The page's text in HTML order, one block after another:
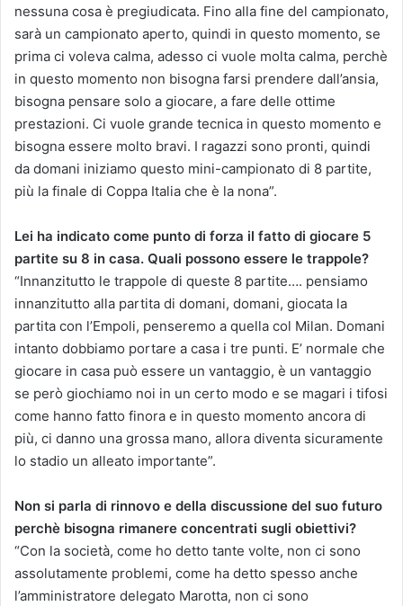
nessuna cosa è pregiudicata. Fino alla fine del campionato,
sarà un campionato aperto, quindi in questo momento, se
prima ci voleva calma, adesso ci vuole molta calma, perchè
in questo momento non bisogna farsi prendere dall’ansia,
bisogna pensare solo a giocare, a fare delle ottime
prestazioni. Ci vuole grande tecnica in questo momento e
bisogna essere molto bravi. I ragazzi sono pronti, quindi
da domani iniziamo questo mini-campionato di 8 partite,
più la finale di Coppa Italia che è la nona”.
Lei ha indicato come punto di forza il fatto di giocare 5
partite su 8 in casa. Quali possono essere le trappole?
“Innanzitutto le trappole di queste 8 partite…. pensiamo
innanzitutto alla partita di domani, domani, giocata la
partita con l’Empoli, penseremo a quella col Milan. Domani
intanto dobbiamo portare a casa i tre punti. E’ normale che
giocare in casa può essere un vantaggio, è un vantaggio
se però giochiamo noi in un certo modo e se magari i tifosi
come hanno fatto finora e in questo momento ancora di
più, ci danno una grossa mano, allora diventa sicuramente
lo stadio un alleato importante”.
Non si parla di rinnovo e della discussione del suo futuro
perchè bisogna rimanere concentrati sugli obiettivi?
“Con la società, come ho detto tante volte, non ci sono
assolutamente problemi, come ha detto spesso anche
l’amministratore delegato Marotta, non ci sono